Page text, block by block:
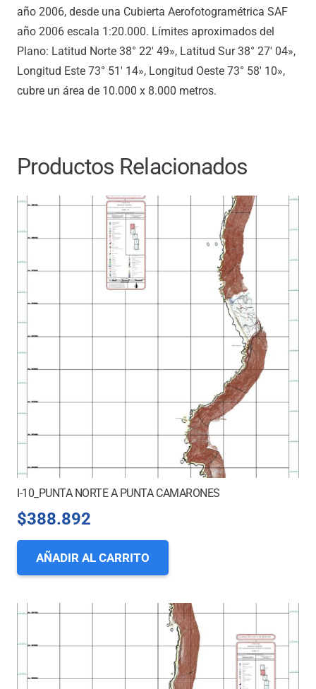
año 2006, desde una Cubierta Aerofotogramétrica SAF
año 2006 escala 1:20.000. Límites aproximados del
Plano: Latitud Norte 38° 22′ 49», Latitud Sur 38° 27′ 04»,
Longitud Este 73° 51′ 14», Longitud Oeste 73° 58′ 10»,
cubre un área de 10.000 x 8.000 metros.
Productos Relacionados
I-10_PUNTA NORTE A PUNTA CAMARONES
$388.892
AÑADIR AL CARRITO